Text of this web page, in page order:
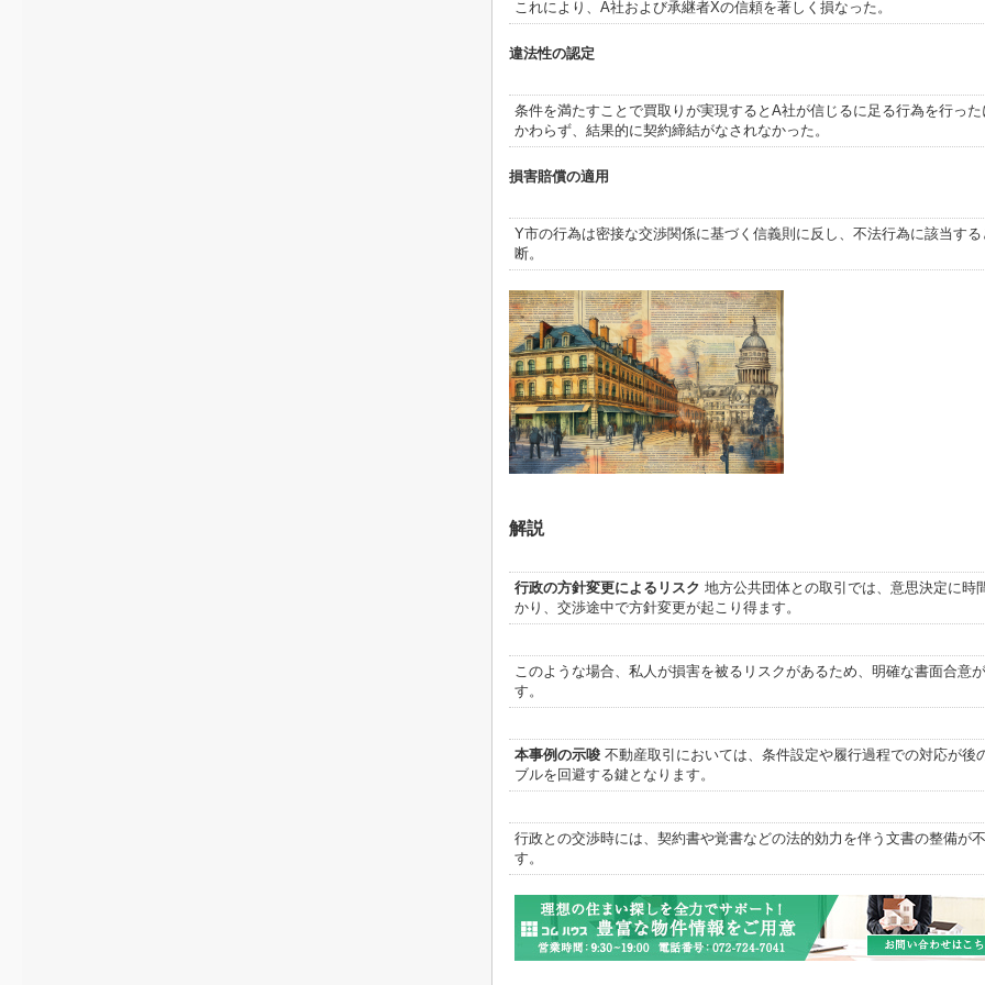
これにより、A社および承継者Xの信頼を著しく損なった。
違法性の認定
条件を満たすことで買取りが実現するとA社が信じるに足る行為を行った
かわらず、結果的に契約締結がなされなかった。
損害賠償の適用
Y市の行為は密接な交渉関係に基づく信義則に反し、不法行為に該当する
断。
解説
行政の方針変更によるリスク 地方公共団体との取引では、意思決定に時
かり、交渉途中で方針変更が起こり得ます。
このような場合、私人が損害を被るリスクがあるため、明確な書面合意
す。
本事例の示唆 不動産取引においては、条件設定や履行過程での対応が後
ブルを回避する鍵となります。
行政との交渉時には、契約書や覚書などの法的効力を伴う文書の整備が
す。